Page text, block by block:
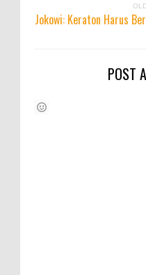
Jokowi: Keraton Harus
POST